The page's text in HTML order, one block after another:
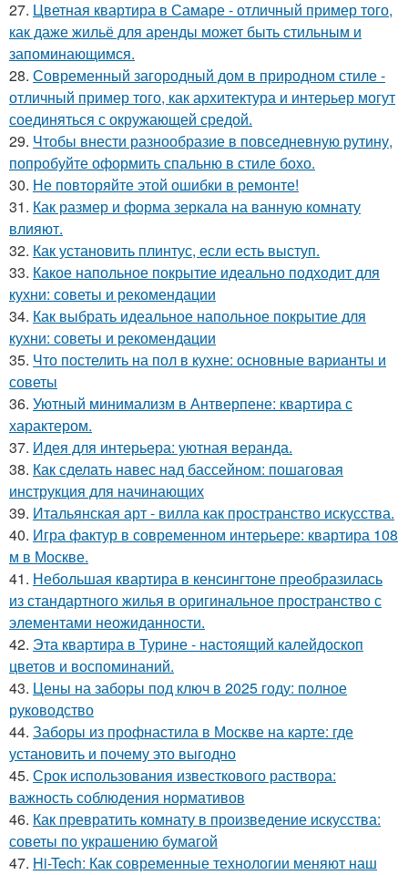
27. Цветная квартира в Самаре - отличный пример того,
как даже жильё для аренды может быть стильным и
запоминающимся.
28. Современный загородный дом в природном стиле -
отличный пример того, как архитектура и интерьер могут
соединяться с окружающей средой.
29. Чтобы внести разнообразие в повседневную рутину,
попробуйте оформить спальню в стиле бохо.
30. Не повторяйте этой ошибки в ремонте!
31. Как размер и форма зеркала на ванную комнату
влияют.
32. Как установить плинтус, если есть выступ.
33. Какое напольное покрытие идеально подходит для
кухни: советы и рекомендации
34. Как выбрать идеальное напольное покрытие для
кухни: советы и рекомендации
35. Что постелить на пол в кухне: основные варианты и
советы
36. Уютный минимализм в Антверпене: квартира с
характером.
37. Идея для интерьера: уютная веранда.
38. Как сделать навес над бассейном: пошаговая
инструкция для начинающих
39. Итальянская арт - вилла как пространство искусства.
40. Игра фактур в современном интерьере: квартира 108
м в Москве.
41. Небольшая квартира в кенсингтоне преобразилась
из стандартного жилья в оригинальное пространство с
элементами неожиданности.
42. Эта квартира в Турине - настоящий калейдоскоп
цветов и воспоминаний.
43. Цены на заборы под ключ в 2025 году: полное
руководство
44. Заборы из профнастила в Москве на карте: где
установить и почему это выгодно
45. Срок использования известкового раствора:
важность соблюдения нормативов
46. Как превратить комнату в произведение искусства:
советы по украшению бумагой
47. Hi-Tech: Как современные технологии меняют наш